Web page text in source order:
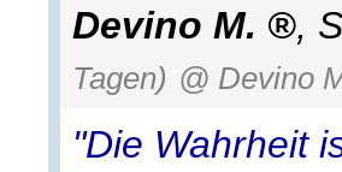
Devino M. ,
Tagen) @ Devino
"Die Wahrheit